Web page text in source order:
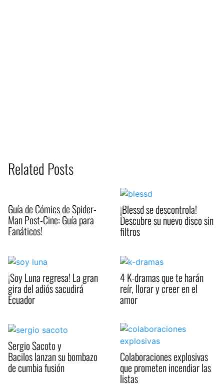
Related Posts
Guía de Cómics de Spider-
Man Post-Cine: Guía para
Fanáticos!
¡Blessd se descontrola!
Descubre su nuevo disco sin
filtros
¡Soy Luna regresa! La gran
gira del adiós sacudirá
Ecuador
4 K-dramas que te harán
reír, llorar y creer en el
amor
Sergio Sacoto y
Bacilos lanzan su bombazo
de cumbia fusión
Colaboraciones explosivas
que prometen incendiar las
listas